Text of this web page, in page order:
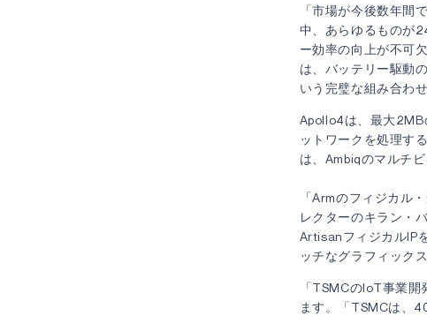
「市場が今後数年間
中、あらゆるものが
ー効率の向上が不可
は、バッテリー駆動
いう完璧な組み合わ
Apollo4は、最大2MB
ットワークを処理す
は、Ambiqのマルチ
「Armのフィジカル
レクターのキラン・
ArtisanフィジカルIP
ッチなグラフィック
「TSMCのIoT事業
ます。「TSMCは、